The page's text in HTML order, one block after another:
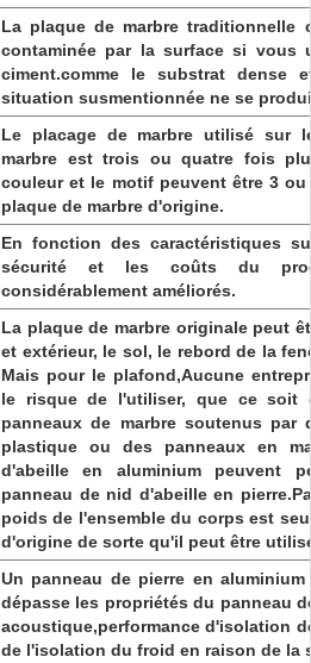
La plaque de marbre traditionnelle
contaminée par la surface si vous
ciment.comme le substrat
situation susmentionnée ne se
Le placage de marbre utilisé sur
marbre est trois ou quatre fois
couleur et le motif peuvent être 3
plaque de marbre d'origine.
En fonction des caractéristiques
sécurité et les coûts du
considérablement améliorés.
La plaque de marbre originale peut
et extérieur, le sol, le rebord de la
Mais pour le plafond,Aucune
le risque de l'utiliser, que ce soit
panneaux de marbre soutenus par
plastique ou des panneaux en
d'abeille en aluminium peuvent
panneau de nid d'abeille en
poids de l'ensemble du corps est
d'origine de sorte qu'il peut être
Un panneau de pierre en
dépasse les propriétés du panneau
acoustique,performance d'isolation
de l'isolation du froid en raison de la